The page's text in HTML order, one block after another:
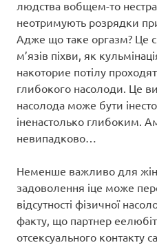
людства вобщем-то
неотримують розрядки
Адже що таке оргазм? Це
м’язів піхви, як
накоторие потілу
глибокого насолоди. Це
насолода може бути
іненастолько глибоким.
невипадково…
Неменше важливо для
задоволення іце може
відсутності фізичної
факту, що партнер еелюбіт
отсексуального контакту